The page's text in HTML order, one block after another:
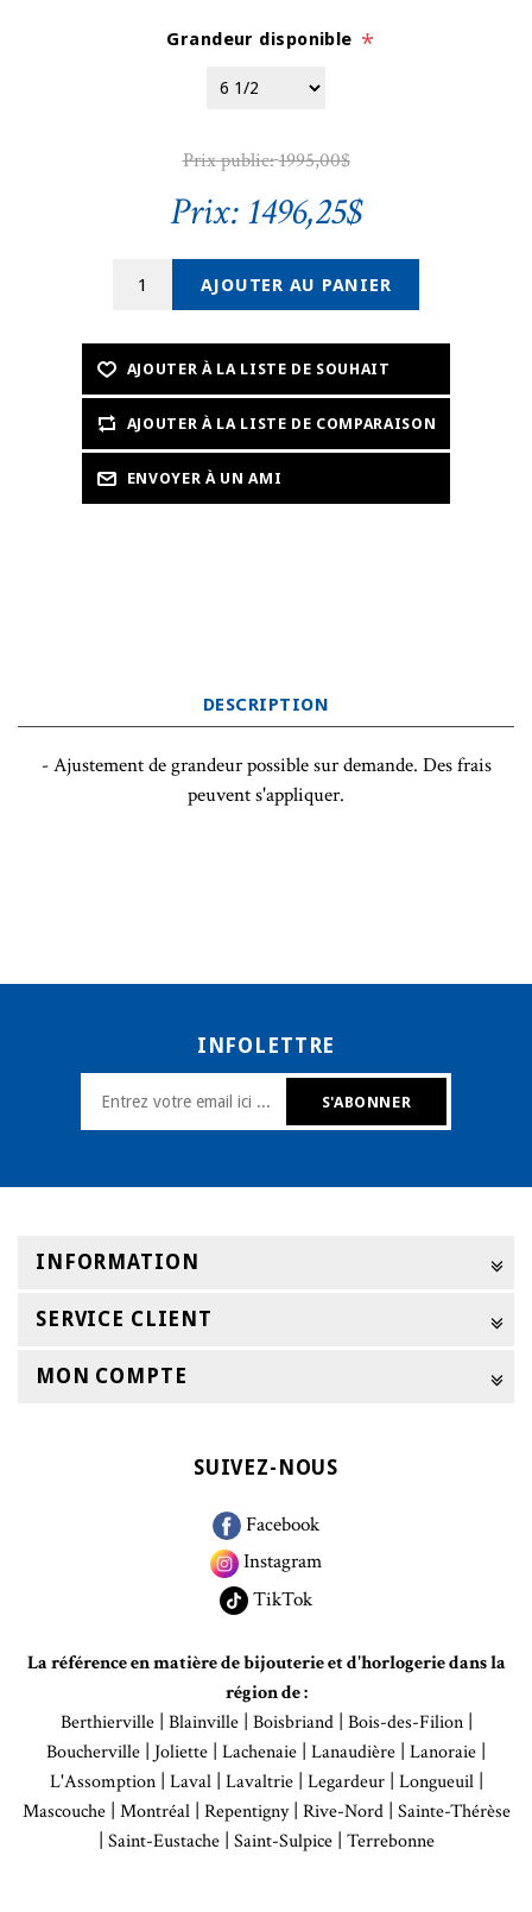
Grandeur disponible *
Prix public:1995,00$
Prix:1496,25$
DESCRIPTION
- Ajustement de grandeur possible sur demande. Des frais
peuvent s'appliquer.
INFOLETTRE
INFORMATION
SERVICE CLIENT
MON COMPTE
SUIVEZ-NOUS
Facebook
Instagram
TikTok
La référence en matière de bijouterie et d'horlogerie dans la
région de :
Berthierville| Blainville| Boisbriand| Bois-des-Filion|
Boucherville | Joliette | Lachenaie | Lanaudière | Lanoraie |
L'Assomption| Laval| Lavaltrie| Legardeur| Longueuil|
Mascouche| Montréal| Repentigny| Rive-Nord| Sainte-Thérèse
| Saint-Eustache| Saint-Sulpice| Terrebonne